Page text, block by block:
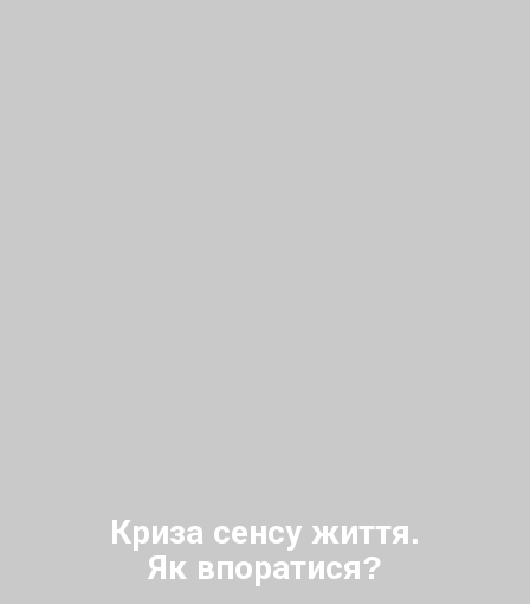
Криза сенсу життя.
Як впоратися?